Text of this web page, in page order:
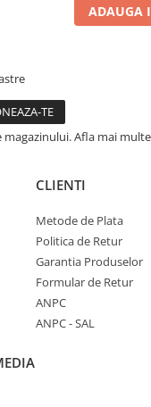
ADAUGA
Afla mai
CLIENTI
Metode de Plata
Politica de Retur
Garantia Produselor
Formular de Retur
ANPC
ANPC - SAL